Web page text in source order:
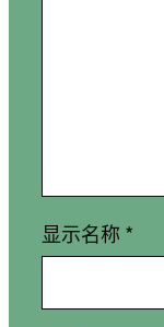
显示名称 *